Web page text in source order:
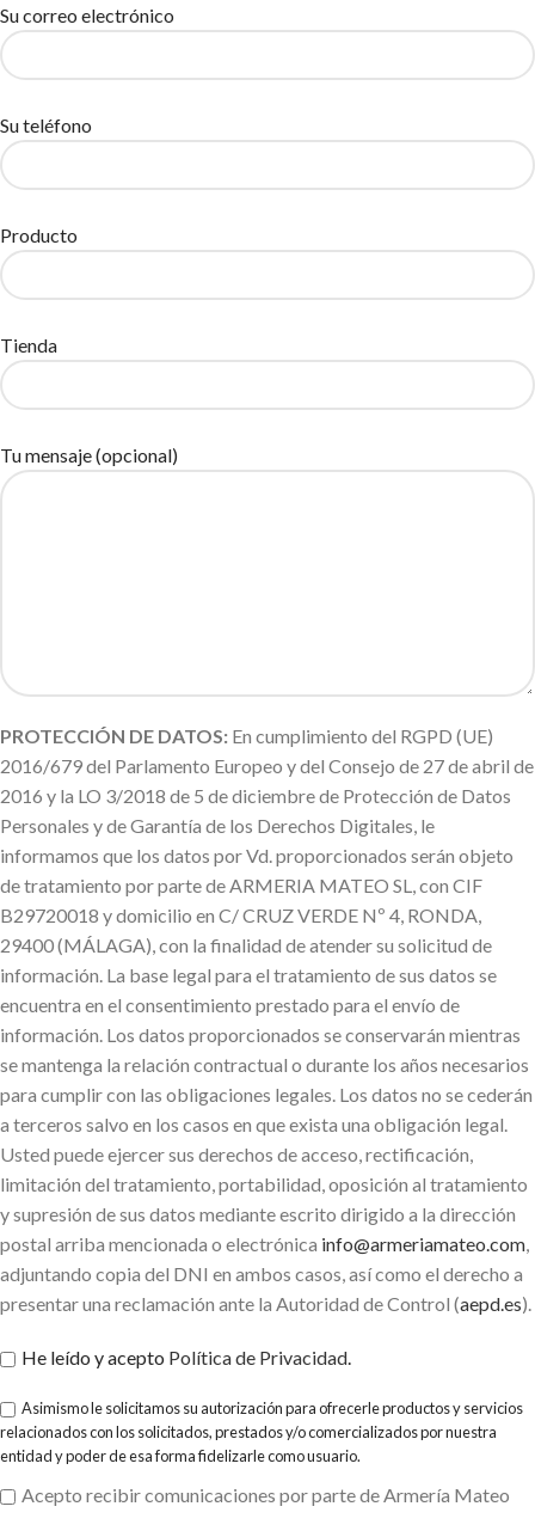
Su correo electrónico
Su teléfono
Producto
Tienda
Tu mensaje (opcional)
PROTECCIÓN DE DATOS: En cumplimiento del RGPD (UE)
2016/679 del Parlamento Europeo y del Consejo de 27 de abril de
2016 y la LO 3/2018 de 5 de diciembre de Protección de Datos
Personales y de Garantía de los Derechos Digitales, le
informamos que los datos por Vd. proporcionados serán objeto
de tratamiento por parte de ARMERIA MATEO SL, con CIF
B29720018 y domicilio en C/ CRUZ VERDE Nº 4, RONDA,
29400 (MÁLAGA), con la finalidad de atender su solicitud de
información. La base legal para el tratamiento de sus datos se
encuentra en el consentimiento prestado para el envío de
información. Los datos proporcionados se conservarán mientras
se mantenga la relación contractual o durante los años necesarios
para cumplir con las obligaciones legales. Los datos no se cederán
a terceros salvo en los casos en que exista una obligación legal.
Usted puede ejercer sus derechos de acceso, rectificación,
limitación del tratamiento, portabilidad, oposición al tratamiento
y supresión de sus datos mediante escrito dirigido a la dirección
postal arriba mencionada o electrónica info@armeriamateo.com
adjuntando copia del DNI en ambos casos, así como el derecho a
presentar una reclamación ante la Autoridad de Control (aepd.es).
He leído y acepto Política de Privacidad
Asimismo le solicitamos su autorización para ofrecerle productos y servicios
relacionados con los solicitados, prestados y/o comercializados por nuestra
entidad y poder de esa forma fidelizarle como usuario.
Acepto recibir comunicaciones por parte de Armería Mateo